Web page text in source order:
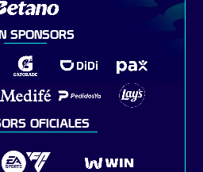
SPONSORS
OFICIALES